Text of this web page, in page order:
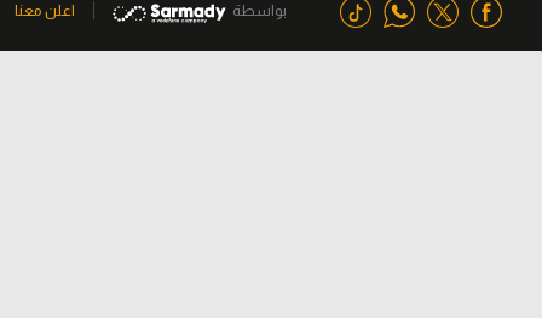
بواسطة اعلن معنا